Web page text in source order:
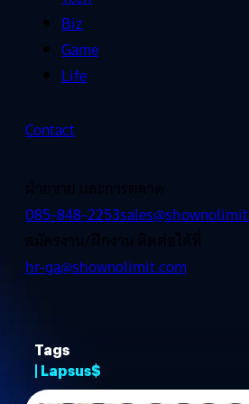
Biz
Game
Life
Contact
ฝ่ายขาย และการตลาด
085-848-2253
สมัครงาน/ฝึกงาน ติดต่อได้ที่
hr-ga@shownolimit.com
Tags
| Lapsus$